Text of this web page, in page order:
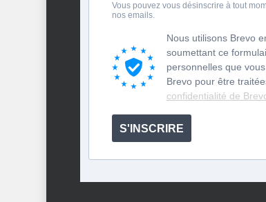
Vous pouvez vous désinscrire à tout
nos emails.
Nous utilisons Brevo
soumettant ce
personnelles que
Brevo pour être
confidentialité de
S'INSCRIRE